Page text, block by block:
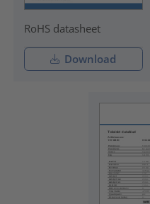
RoHS datasheet
Download